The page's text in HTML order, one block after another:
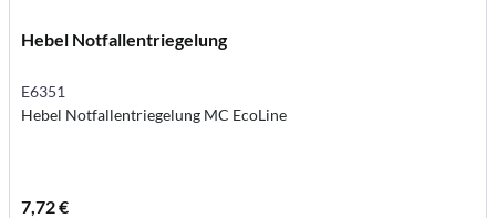
Hebel Notfallentriegelung
E6351
Hebel Notfallentriegelung MC EcoLine
7,72 €